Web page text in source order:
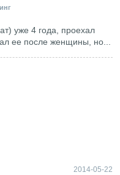
уже 4 года, проехал
ее после женщины, но...
2014-05-22